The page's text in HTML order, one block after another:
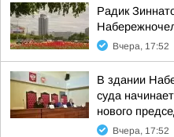
Радик
Вчера, 17:52
В здании
суда
нового
Вчера, 17:52